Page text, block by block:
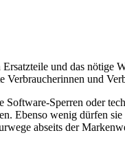
und das nötige
Verbraucherinnen und
Sperren oder
Ebenso wenig dürfen
abseits der